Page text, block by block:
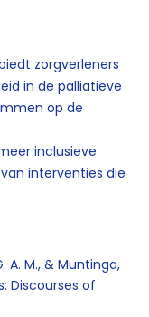
zorgverleners
in de palliatieve
op de
inclusieve
interventies die
A. M., & Muntinga,
Discourses of